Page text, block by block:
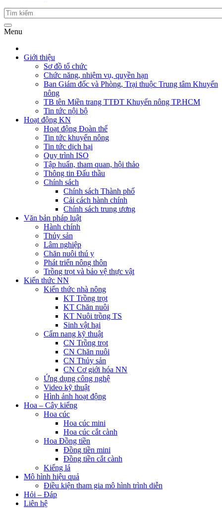
Menu
Giới thiệu
Sơ đồ tổ chức
Chức năng, nhiệm vụ, quyền hạn
Ban Giám đốc và Phòng, Trại thuộc Trung tâm Khuyến
nông
TB tên Miền trang TTĐT Khuyến nông TP.HCM
Tin tức nội bộ
Hoạt động KN
Hoạt động Đoàn thể
Tin tức khuyến nông
Tin tức dịch hại
Quy trình ISO
Tập huấn, tham quan, hội thảo
Thông tin Đấu thầu
Chính sách
Chính sách Thành phố
Cải cách hành chính
Chính sách trung ương
Văn bản pháp luật
Hành chính
Thủy sản
Lâm nghiệp
Chăn nuôi thú y
Phát triển nông thôn
Trồng trọt và bảo vệ thực vật
Kiến thức NN
Kiến thức nhà nông
KT Trồng trọt
KT Chăn nuôi
KT Nuôi trồng TS
Sinh vật hại
Cẩm nang kỹ thuật
CN Trồng trọt
CN Chăn nuôi
CN Thủy sản
CN Cơ giới hóa NN
Ứng dụng công nghệ
Video kỹ thuật
Hình ảnh hoạt động
Hoa – Cây kiểng
Hoa cúc
Hoa cúc mini
Hoa cúc cắt cành
Hoa Đồng tiền
Đồng tiền mini
Đồng tiền cắt cành
Kiểng lá
Mô hình hiệu quả
Điều kiện tham gia mô hình trình diễn
Hỏi – Đáp
Liên hệ